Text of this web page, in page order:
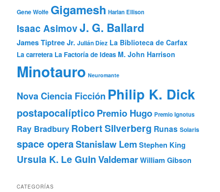
Gene Wolfe Gigamesh Harlan Ellison
Isaac AsimovJ. G. Ballard
James Tiptree Jr. Julián Díez La Biblioteca de Carfax
La carretera La Factoría de Ideas M. John Harrison
Minotauro Neuromante
Nova Ciencia Ficción Philip K. Dick
postapocalípticoPremio Hugo Premio Ignotus
Ray Bradbury Robert Silverberg Runas Solaris
space operaStanislaw Lem Stephen King
Ursula K. Le GuinValdemarWilliam Gibson
CATEGORÍAS